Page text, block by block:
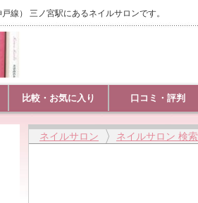
線） 三ノ宮駅にあるネイルサロンです。
比較・お気に入り 口コミ・評判
ネイルサロン ネイルサロン 検索